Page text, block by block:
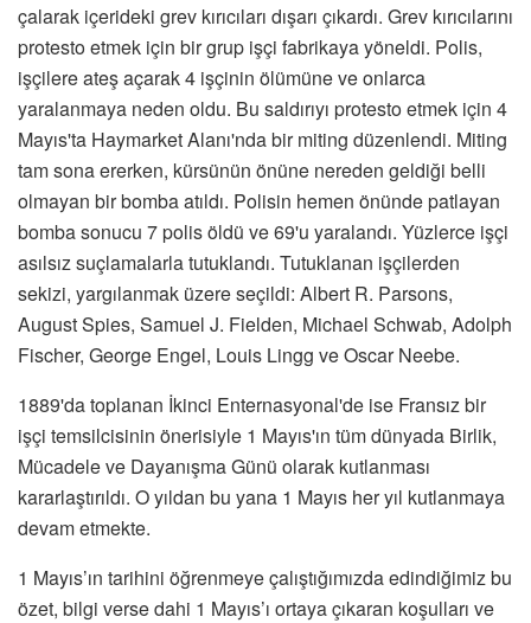
çalarak içerideki grev kırıcıları dışarı çıkardı. Grev kırıcılarını
protesto etmek için bir grup işçi fabrikaya yöneldi. Polis,
işçilere ateş açarak 4 işçinin ölümüne ve onlarca
yaralanmaya neden oldu. Bu saldırıyı protesto etmek için 4
Mayıs'ta Haymarket Alanı'nda bir miting düzenlendi. Miting
tam sona ererken, kürsünün önüne nereden geldiği belli
olmayan bir bomba atıldı. Polisin hemen önünde patlayan
bomba sonucu 7 polis öldü ve 69'u yaralandı. Yüzlerce işçi
asılsız suçlamalarla tutuklandı. Tutuklanan işçilerden
sekizi, yargılanmak üzere seçildi: Albert R. Parsons,
August Spies, Samuel J. Fielden, Michael Schwab, Adolph
Fischer, George Engel, Louis Lingg ve Oscar Neebe.
1889'da toplanan İkinci Enternasyonal'de ise Fransız bir
işçi temsilcisinin önerisiyle 1 Mayıs'ın tüm dünyada Birlik,
Mücadele ve Dayanışma Günü olarak kutlanması
kararlaştırıldı. O yıldan bu yana 1 Mayıs her yıl kutlanmaya
devam etmekte.
1 Mayıs’ın tarihini öğrenmeye çalıştığımızda edindiğimiz bu
özet, bilgi verse dahi 1 Mayıs’ı ortaya çıkaran koşulları ve